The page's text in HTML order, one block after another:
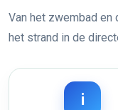
Van het zwembad
het strand in de
i